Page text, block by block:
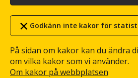
Godkänn inte kakor för
På sidan om kakor kan du ändra
om vilka kakor som vi använder.
Om kakor på webbplatsen